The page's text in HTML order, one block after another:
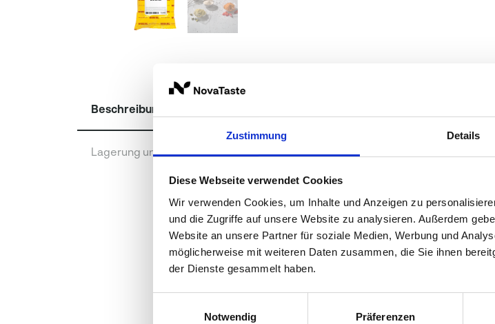
Zustimmung Details
Diese Webseite verwendet Cookies
Wir verwenden Cookies, um Inhalte und Anzeigen zu
und die Zugriffe auf unsere Website zu analysieren. Außerdem
Website an unsere Partner für soziale Medien, Werbung und
möglicherweise mit weiteren Daten zusammen, die Sie ihnen
der Dienste gesammelt haben.
Notwendig
Präferenzen
Beschreibung
Lagerung und Verpackung
elegant
universell
E330
Dosierung: